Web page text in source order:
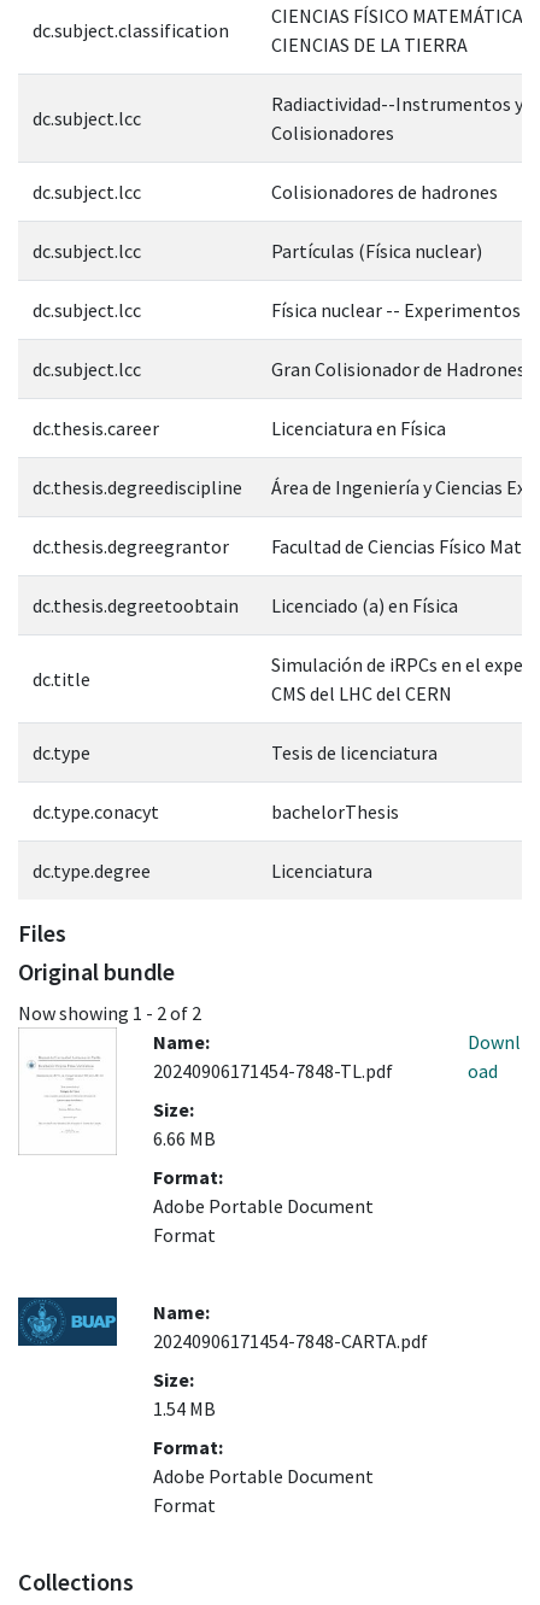
dc.subject.classification
CIENCIAS FÍSICO MATEMÁTICAS
CIENCIAS DE LA TIERRA
dc.subject.lcc
Radiactividad--Instrumentos y
Colisionadores
dc.subject.lcc Colisionadores de hadrones
dc.subject.lcc Partículas (Física nuclear)
dc.subject.lcc Física nuclear -- Experimentos
dc.subject.lcc Gran Colisionador de Hadrones
dc.thesis.career Licenciatura en Física
dc.thesis.degreediscipline Área de Ingeniería y Ciencias
dc.thesis.degreegrantor Facultad de Ciencias Físico
dc.thesis.degreetoobtain Licenciado (a) en Física
dc.title
Simulación de iRPCs en el
CMS del LHC del CERN
dc.type Tesis de licenciatura
dc.type.conacyt bachelorThesis
dc.type.degree Licenciatura
Files
Original bundle
Now showing 1 - 2 of 2
Name:
20240906171454-7848-TL.pdf
Size:
6.66 MB
Format:
Adobe Portable Document
Format
Downl
oad
Name:
20240906171454-7848-CARTA.pdf
Size:
1.54 MB
Format:
Adobe Portable Document
Format
Collections